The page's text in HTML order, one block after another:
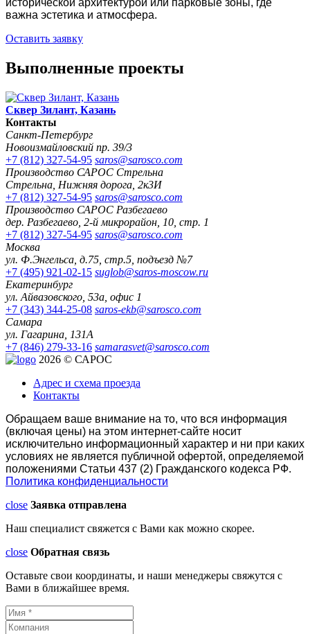
важна эстетика и атмосфера.
Оставить заявку
Выполненные проекты
Сквер Зилант, Казань
Контакты
Санкт-Петербург
Новоизмайловский пр. 39/3
+7 (812) 327-54-95 saros@sarosco.com
Производство САРОС Стрельна
Стрельна, Нижняя дорога, 2к3И
+7 (812) 327-54-95 saros@sarosco.com
Производство САРОС Разбегаево
дер. Разбегаево, 2-й микрорайон, 10, стр. 1
+7 (812) 327-54-95 saros@sarosco.com
Москва
ул. Ф.Энгельса, д.75, стр.5, подъезд №7
+7 (495) 921-02-15 suglob@saros-moscow.ru
Екатеринбург
ул. Айвазовского, 53а, офис 1
+7 (343) 344-25-08 saros-ekb@sarosco.com
Самара
ул. Гагарина, 131А
+7 (846) 279-33-16 samarasvet@sarosco.com
2026 © САРОС
Адрес и схема проезда
Контакты
Обращаем ваше внимание на то, что вся информация
(включая цены) на этом интернет-сайте носит
исключительно информационный характер и ни при каких
условиях не является публичной офертой, определяемой
положениями Статьи 437 (2) Гражданского кодекса РФ.
Политика конфиденциальности
close Заявка отправлена
Наш специалист свяжется с Вами как можно скорее.
close Обратная связь
Оставьте свои координаты, и наши менеджеры свяжутся с
Вами в ближайшее время.